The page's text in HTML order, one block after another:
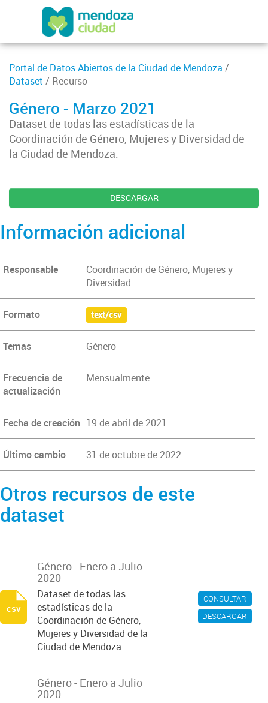
Portal de Datos Abiertos de la Ciudad de Mendoza /
Dataset / Recurso
Género - Marzo 2021
Dataset de todas las estadísticas de la
Coordinación de Género, Mujeres y Diversidad de
la Ciudad de Mendoza.
DESCARGAR
Información adicional
Responsable
Coordinación de Género, Mujeres y
Diversidad.
Formato text/csv
Temas Género
Frecuencia de
actualización
Mensualmente
Fecha de creación 19 de abril de 2021
Último cambio 31 de octubre de 2022
Otros recursos de este
dataset
CONSULTAR
DESCARGAR
Género - Enero a Julio
2020
Dataset de todas las
estadísticas de la
Coordinación de Género,
Mujeres y Diversidad de la
Ciudad de Mendoza.
csv
Género - Enero a Julio
2020